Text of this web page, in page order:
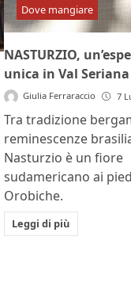
Dove mangiare
NASTURZIO,
unica in Val Seriana
Giulia Ferraraccio 7
Tra tradizione
reminescenze
Nasturzio è un fiore
sudamericano ai
Orobiche.
Leggi di più